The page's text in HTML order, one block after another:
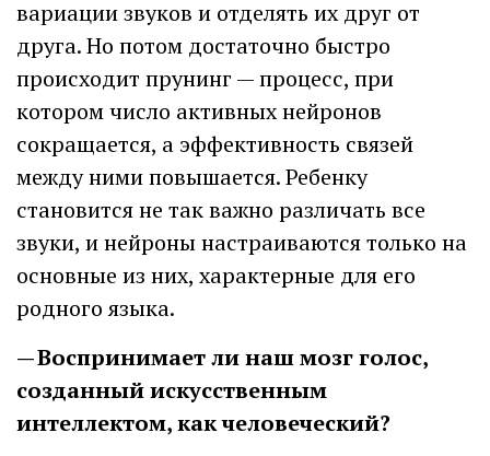
вариации звуков и отделять их друг от
друга. Но потом достаточно быстро
происходит прунинг — процесс, при
котором число активных нейронов
сокращается, а эффективность связей
между ними повышается. Ребенку
становится не так важно различать все
звуки, и нейроны настраиваются только на
основные из них, характерные для его
родного языка.
— Воспринимает ли наш мозг голос,
созданный искусственным
интеллектом, как человеческий?